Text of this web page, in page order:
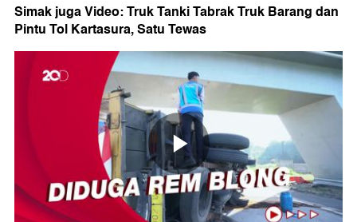
Simak juga Video: Truk Tanki Tabrak Truk Barang dan
Pintu Tol Kartasura, Satu Tewas